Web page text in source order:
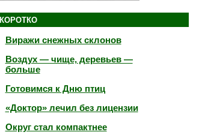
КОРОТКО
Виражи снежных склонов
Воздух — чище, деревьев —
больше
Готовимся к Дню птиц
«Доктор» лечил без лицензии
Округ стал компактнее